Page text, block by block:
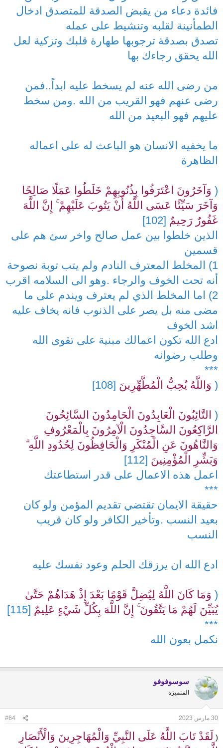
فائدة دعاء من يقبض الصدقة للمتصدق ادخال
الطمأنينة لقلبه وتنشيط على عمله
تصدق بصدقة ترجوبها طهارة قلبك وتزكية لعل
الله يحقق رجاءك بها
من رضى الله عنه لم يسخط عليه ابداً..فمن
رضى عنهم فهو القريب من الله .ومن سخط
عليهم فهو البعيد من الله
ما يخفيه الانسان هو الباعث له على اعماله
الظاهرة
( وَآخَرُونَ اعْتَرَفُوا بِذُنُوبِهِمْ خَلَطُوا عَمَلًا صَالِحًا
وَآخَرَ سَيِّئًا عَسَى اللَّهُ أَنْ يَتُوبَ عَلَيْهِمْ ۚ إِنَّ اللَّهَ
غَفُورٌ رَحِيمٌ [102]
الذين خلطوا بين عمل صالح واخر سئ هم على
قسمين
1) المخلط المعترف النادم ولم يتب توبة نصوحة
أنه تحت الخوف والرجاء .وهو الى السلامه اقرب
2) اما المخلط الذي لم يعترف ويندم على ما
مضى منه بل يصر على الذنوب فانه يخاف عليه
اشد الخوف
ادع الله تكون اعمالك مبنية على تقوى الله
وطلب رضوانه
***
( وَاللَّهُ يُحِبُّ الْمُطَّهِّرِينَ [108]
( التَّائِبُونَ الْعَابِدُونَ الْحَامِدُونَ السَّائِحُونَ
الرَّاكِعُونَ السَّاجِدُونَ الْآمِرُونَ بِالْمَعْرُوفِ
وَالنَّاهُونَ عَنِ الْمُنْكَرِ وَالْحَافِظُونَ لِحُدُودِ اللَّهِ ۗ
وَبَشِّرِ الْمُؤْمِنِينَ [112]
اعمل هذه الاعمال على قدر استطاعتك
***
حقيقة الايمان تقتضي تقديم المؤمن ولو كان
بعيد النسب .وتأخير الكافر ولو كان قريب
النسب
ادع الله ان يرزقك الحلم وعود نفسك عليه
( وَمَا كَانَ اللَّهُ لِيُضِلَّ قَوْمًا بَعْدَ إِذْ هَدَاهُمْ حَتَّىٰ
يُبَيِّنَ لَهُمْ مَا يَتَّقُونَ ۚ إِنَّ اللَّهَ بِكُلِّ شَيْءٍ عَلِيمٌ [115]
***
نكمل بعون الله
سوسوفوفو
المتميزة
30 مارس 2023 #64
( لَقَدْ تَابَ اللَّهُ عَلَى النَّبِيِّ وَالْمُهَاجِرِينَ وَالْأَنْصَارِ